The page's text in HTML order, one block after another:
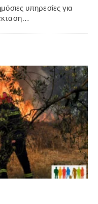
υπηρεσίες για